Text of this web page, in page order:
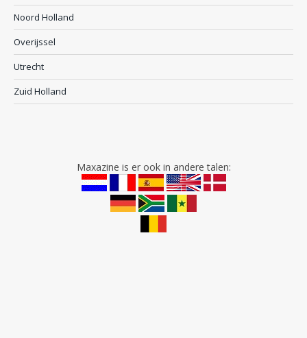
Noord Holland
Overijssel
Utrecht
Zuid Holland
Maxazine is er ook in andere talen: